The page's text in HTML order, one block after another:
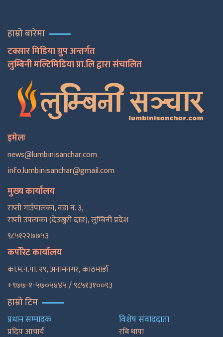
हाम्रो बारेमा
टक्सार मिडिया ग्रुप अन्तर्गत
लुम्बिनी मल्टिमिडिया प्रा.लि द्वारा संचालित
इमेलः
news@lumbinisanchar.com
info.lumbinisanchar@gmail.com
मुख्य कार्यालय
राप्ती गाउँपालका, वडा नं. ३,
राप्ती उपत्यका (देउखुरी दाङ), लुम्बिनी प्रदेश
९८५१२२७७५३
कर्पोरेट कार्यालय
का.म.न.पा. २९, अनामनगर, काठमाडाैँ
+९७७-१-५७०५४४५ / ९८५१३१००९३
हाम्रो टिम
प्रधान सम्पादक
प्रदिप आचार्य
विशेष संवाददाता
रबि थापा